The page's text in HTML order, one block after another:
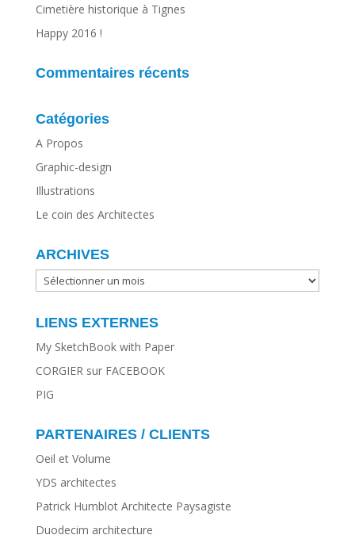
Cimetière historique à Tignes
Happy 2016 !
Commentaires récents
Catégories
A Propos
Graphic-design
Illustrations
Le coin des Architectes
ARCHIVES
ARCHIVES
LIENS EXTERNES
My SketchBook with Paper
CORGIER sur FACEBOOK
PIG
PARTENAIRES / CLIENTS
Oeil et Volume
YDS architectes
Patrick Humblot Architecte Paysagiste
Duodecim architecture